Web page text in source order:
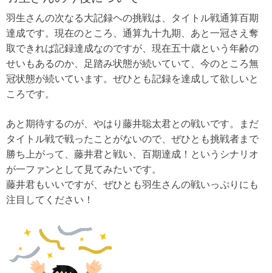
羽生さんの次なる大記録ヘの挑戦は、タイトル戦通算百期
達成です。現在のところ、通算九十九期、あと一冠さえ奪
取できれば記録達成なのですが、現在五十歳という年齢の
せいもあるのか、足踏み状態が続いていて、今のところ無
冠状態が続いています。ぜひとも記録を達成して欲しいと
ころです。
あと期待するのが、やはり藤井聡太君との戦いです。まだ
タイトル戦で戦ったことがないので、ぜひとも挑戦者まで
勝ち上がって、藤井君と戦い、百期達成！というシナリオ
が一ファンとして見てみたいです。
藤井君もいいですが、ぜひとも羽生さんの戦いっぷりにも
注目してください！